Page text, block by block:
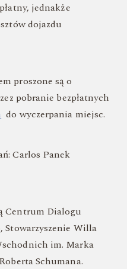
jednakże
dojazdu
proszone są o
pobranie bezpłatnych
do wyczerpania miejsc.
Carlos Panek
Centrum Dialogu
Stowarzyszenie Willa
im. Marka
Schumana.